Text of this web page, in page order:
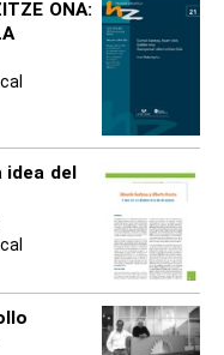
ONA:
del